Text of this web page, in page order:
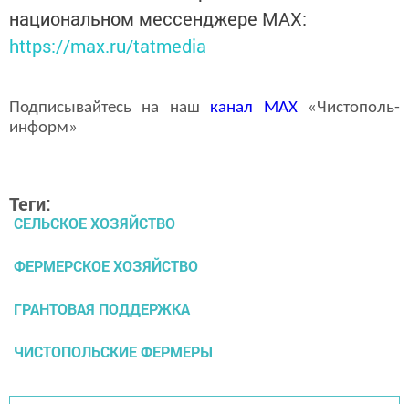
национальном мессенджере MАХ:
https://max.ru/tatmedia
Подписывайтесь на наш канал MAX«Чистополь-
информ»
Теги:
СЕЛЬСКОЕ ХОЗЯЙСТВО
ФЕРМЕРСКОЕ ХОЗЯЙСТВО
ГРАНТОВАЯ ПОДДЕРЖКА
ЧИСТОПОЛЬСКИЕ ФЕРМЕРЫ